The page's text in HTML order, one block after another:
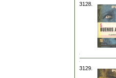
3128.
3129.